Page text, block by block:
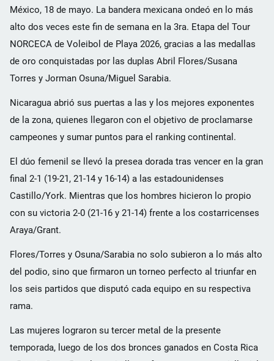
México, 18 de mayo. La bandera mexicana ondeó en lo más
alto dos veces este fin de semana en la 3ra. Etapa del Tour
NORCECA de Voleibol de Playa 2026, gracias a las medallas
de oro conquistadas por las duplas Abril Flores/Susana
Torres y Jorman Osuna/Miguel Sarabia.
Nicaragua abrió sus puertas a las y los mejores exponentes
de la zona, quienes llegaron con el objetivo de proclamarse
campeones y sumar puntos para el ranking continental.
El dúo femenil se llevó la presea dorada tras vencer en la gran
final 2-1 (19-21, 21-14 y 16-14) a las estadounidenses
Castillo/York. Mientras que los hombres hicieron lo propio
con su victoria 2-0 (21-16 y 21-14) frente a los costarricenses
Araya/Grant.
Flores/Torres y Osuna/Sarabia no solo subieron a lo más alto
del podio, sino que firmaron un torneo perfecto al triunfar en
los seis partidos que disputó cada equipo en su respectiva
rama.
Las mujeres lograron su tercer metal de la presente
temporada, luego de los dos bronces ganados en Costa Rica